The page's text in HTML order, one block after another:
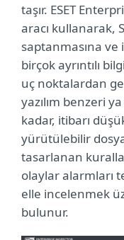
taşır. ESET
aracı kullanarak,
saptanmasına ve
birçok ayrıntılı
uç noktalardan
yazılım benzeri
kadar, itibarı
yürütülebilir
tasarlanan
olaylar alarmları
elle incelenmek
bulunur.